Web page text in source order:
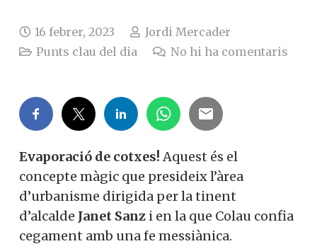
16 febrer, 2023
Jordi Mercader
Punts clau del dia
No hi ha comentaris
Evaporació de cotxes! Aquest és el
concepte màgic que presideix l’àrea
d’urbanisme dirigida per la tinent
d’alcalde Janet Sanz i en la que Colau confia
cegament amb una fe messiànica.